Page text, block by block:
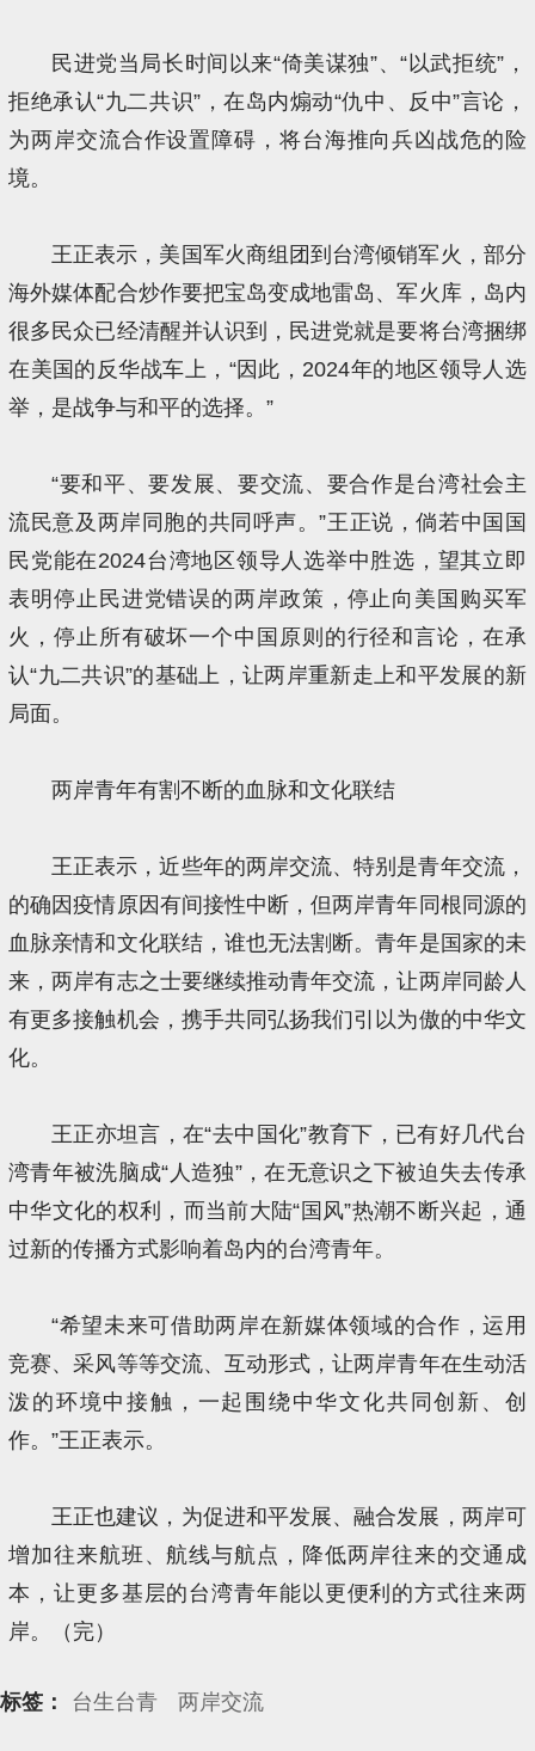
民进党当局长时间以来“倚美谋独”、“以武拒统”，
拒绝承认“九二共识”，在岛内煽动“仇中、反中”言论，
为两岸交流合作设置障碍，将台海推向兵凶战危的险
境。
王正表示，美国军火商组团到台湾倾销军火，部分
海外媒体配合炒作要把宝岛变成地雷岛、军火库，岛内
很多民众已经清醒并认识到，民进党就是要将台湾捆绑
在美国的反华战车上，“因此，2024年的地区领导人选
举，是战争与和平的选择。”
“要和平、要发展、要交流、要合作是台湾社会主
流民意及两岸同胞的共同呼声。”王正说，倘若中国国
民党能在2024台湾地区领导人选举中胜选，望其立即
表明停止民进党错误的两岸政策，停止向美国购买军
火，停止所有破坏一个中国原则的行径和言论，在承
认“九二共识”的基础上，让两岸重新走上和平发展的新
局面。
两岸青年有割不断的血脉和文化联结
王正表示，近些年的两岸交流、特别是青年交流，
的确因疫情原因有间接性中断，但两岸青年同根同源的
血脉亲情和文化联结，谁也无法割断。青年是国家的未
来，两岸有志之士要继续推动青年交流，让两岸同龄人
有更多接触机会，携手共同弘扬我们引以为傲的中华文
化。
王正亦坦言，在“去中国化”教育下，已有好几代台
湾青年被洗脑成“人造独”，在无意识之下被迫失去传承
中华文化的权利，而当前大陆“国风”热潮不断兴起，通
过新的传播方式影响着岛内的台湾青年。
“希望未来可借助两岸在新媒体领域的合作，运用
竞赛、采风等等交流、互动形式，让两岸青年在生动活
泼的环境中接触，一起围绕中华文化共同创新、创
作。”王正表示。
王正也建议，为促进和平发展、融合发展，两岸可
增加往来航班、航线与航点，降低两岸往来的交通成
本，让更多基层的台湾青年能以更便利的方式往来两
岸。（完）
标签： 台生台青 两岸交流